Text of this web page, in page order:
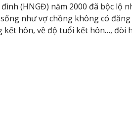
(HNGĐ) năm 2000 đã bộc lộ
như vợ chồng không có
hôn, về độ tuổi kết hôn…, đòi